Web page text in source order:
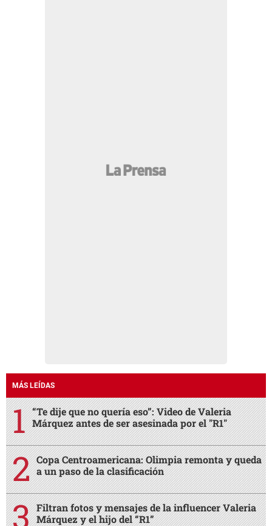
MÁS LEÍDAS
“Te dije que no quería eso”: Video de Valeria
Márquez antes de ser asesinada por el "R1"
Copa Centroamericana: Olimpia remonta y queda
a un paso de la clasificación
Filtran fotos y mensajes de la influencer Valeria
Márquez y el hijo del “R1”